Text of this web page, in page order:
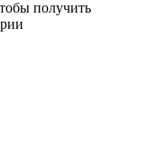
получить